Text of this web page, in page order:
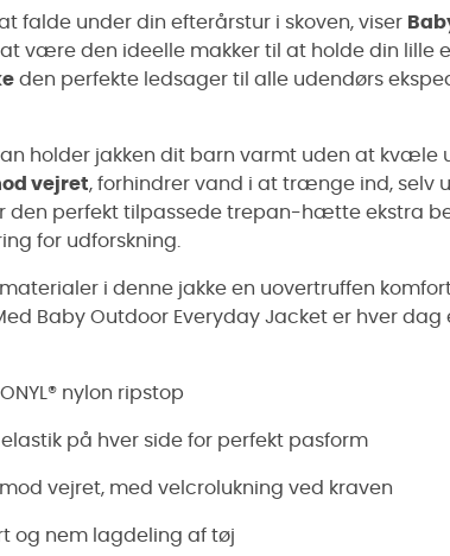
falde under din efterårstur i skoven, viser
være den ideelle makker til at holde din lille
den perfekte ledsager til alle udendørs
holder jakken dit barn varmt uden at kvæle
vejret, forhindrer vand i at trænge ind, selv
den perfekt tilpassede trepan-hætte ekstra
for udforskning.
i denne jakke en uovertruffen
Baby Outdoor Everyday Jacket er hver dag
nylon ripstop
på hver side for perfekt pasform
vejret, med velcrolukning ved kraven
og nem lagdeling af tøj